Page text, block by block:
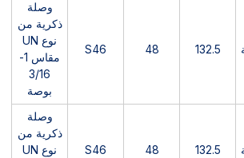
132.5
48
S46
وصلة
ذكرية من
نوع UN
مقاس 1-
3/16
بوصة
132.5
48
S46
وصلة
ذكرية من
نوع UN